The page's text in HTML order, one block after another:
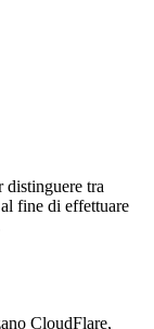
distinguere tra
fine di effettuare
CloudFlare,